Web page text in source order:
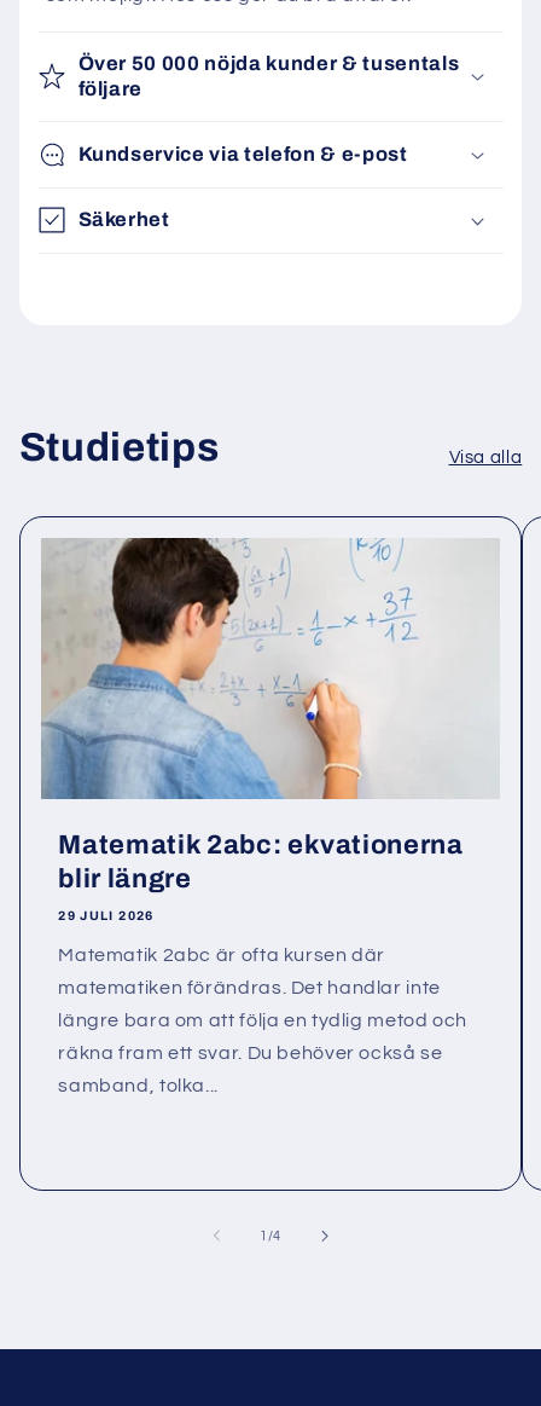
Över 50 000 nöjda kunder & tusentals
följare
Kundservice via telefon & e-post
Säkerhet
Studietips Visa alla
Matematik 2abc: ekvationerna
blir längre
29 JULI 2026
Matematik 2abc är ofta kursen där
matematiken förändras. Det handlar inte
längre bara om att följa en tydlig metod och
räkna fram ett svar. Du behöver också se
samband, tolka...
1 /av
4